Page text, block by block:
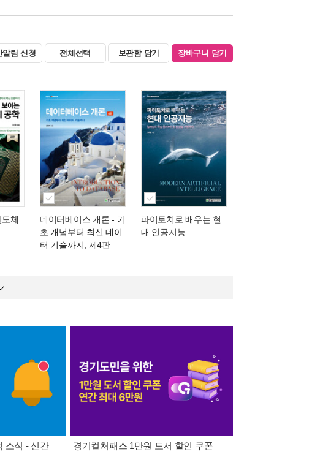
알림 신청 전체선택 보관함 담기 장바구니 담기
체
데이터베이스 개론 - 기
초 개념부터 최신 데이
터 기술까지, 제4판
파이토치로 배우는 현
대 인공지능
소식 - 신간
경기컬처패스 1만원 도서 할인 쿠폰